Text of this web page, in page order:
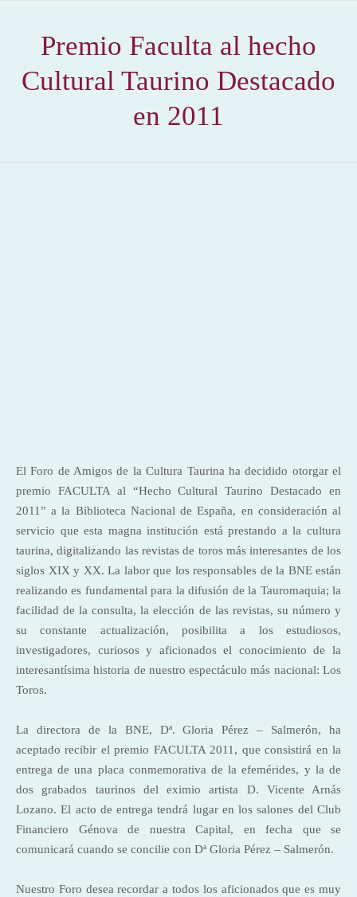
Premio Faculta al hecho
Cultural Taurino Destacado
en 2011
El Foro de Amigos de la Cultura Taurinaha decidido otorgar el
premio FACULTA al “Hecho Cultural Taurino Destacado en
2011” ala Biblioteca Nacionalde España, en consideración al
servicio que esta magna institución está prestando a la cultura
taurina, digitalizando las revistas de toros más interesantes de los
siglos XIX y XX. La labor que los responsables de la BNE están
realizando es fundamental para la difusión de la Tauromaquia; la
facilidad de la consulta, la elección de las revistas, su número y
su constante actualización, posibilita a los estudiosos,
investigadores, curiosos y aficionados el conocimiento de la
interesantísima historia de nuestro espectáculo más nacional: Los
Toros.
La directora de la BNE, Dª. Gloria Pérez – Salmerón, ha
aceptado recibir el premio FACULTA 2011, que consistirá en la
entrega de una placa conmemorativa de la efemérides, y la de
dos grabados taurinos del eximio artista D. Vicente Arnás
Lozano. El acto de entrega tendrá lugar en los salones del Club
Financiero Génova de nuestra Capital, en fecha que se
comunicará cuando se concilie con Dª Gloria Pérez – Salmerón.
Nuestro Foro desea recordar a todos los aficionados que es muy